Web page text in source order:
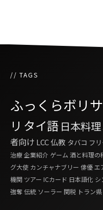
// TAGS
ふっくらボリ
リ タイ語 日本料理
者向け LCC仏教 タバコ フ
治療企業紹介 ゲーム 酒と料理の
グ大使 カンチャナブリー 俳優エ
機関 ツアー ICカード 日本語化 シ
強奪伝統 ソーラー 関税 トラン県